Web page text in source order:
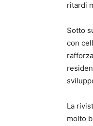
ritardi
Sotto
con
La
molto